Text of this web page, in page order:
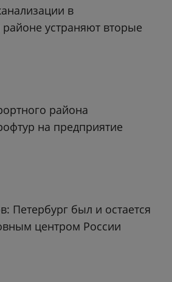
в
устраняют вторые
района
на предприятие
Петербург был и остается
центром России